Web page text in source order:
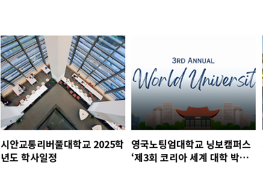
시안교통리버풀대학교 2025학
년도 학사일정
영국노팅엄대학교 닝보캠퍼스
‘제3회 코리아 세계 대학 박람